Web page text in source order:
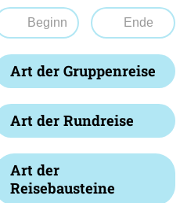
Art der Gruppenreise
Art der Rundreise
Art der
Reisebausteine